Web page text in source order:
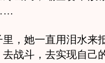
她一直用泪水来
战斗，去实现自己